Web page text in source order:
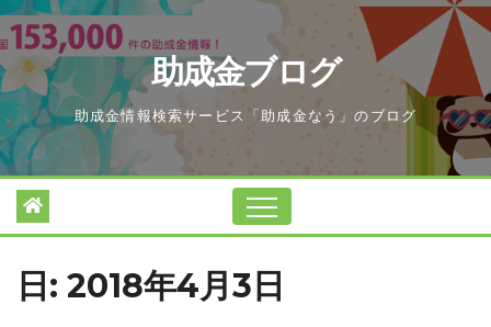
Skip
to
content
助成金ブログ
助成金情報検索サービス「助成金なう」のブログ
日: 2018年4月3日